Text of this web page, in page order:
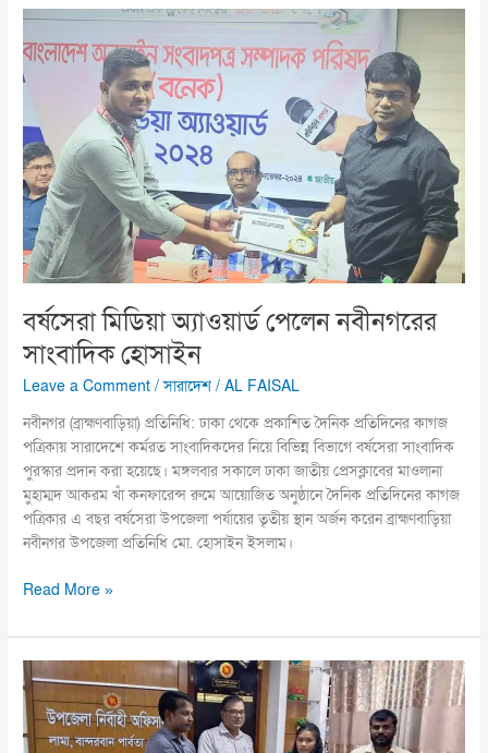
বর্ষসেরা মিডিয়া অ্যাওয়ার্ড পেলেন নবীনগরের
সাংবাদিক হোসাইন
Leave a Comment /সারাদেশ /AL FAISAL
নবীনগর (ব্রাহ্মণবাড়িয়া) প্রতিনিধি: ঢাকা থেকে প্রকাশিত দৈনিক প্রতিদিনের কাগজ
পত্রিকায় সারাদেশে কর্মরত সাংবাদিকদের নিয়ে বিভিন্ন বিভাগে বর্ষসেরা সাংবাদিক
পুরস্কার প্রদান করা হয়েছে। মঙ্গলবার সকালে ঢাকা জাতীয় প্রেসক্লাবের মাওলানা
মুহাম্মদ আকরম খাঁ কনফারেন্স রুমে আয়োজিত অনুষ্ঠানে দৈনিক প্রতিদিনের কাগজ
পত্রিকার এ বছর বর্ষসেরা উপজেলা পর্যায়ের তৃতীয় স্থান অর্জন করেন ব্রাহ্মণবাড়িয়া
নবীনগর উপজেলা প্রতিনিধি মো. হোসাইন ইসলাম।
বর্ষসেরা
মিডিয়া
অ্যাওয়ার্ড
সাংবাদিক
হোসাইন
Read More »
অসহায়
কলেজছাত্রীকে
পাঠ্য
বই